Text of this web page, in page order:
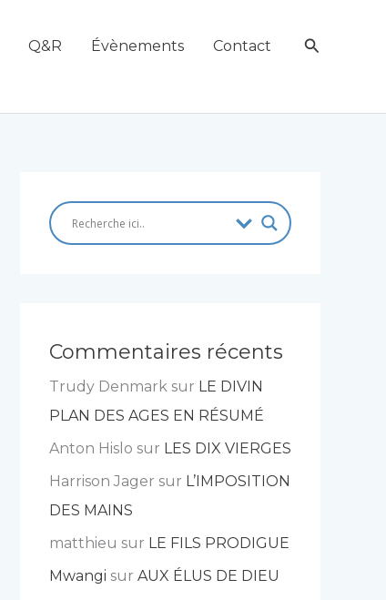
Q&R Évènements Contact
Commentaires récents
Trudy Denmark sur LE DIVIN
PLAN DES AGES EN RÉSUMÉ
Anton Hislo sur LES DIX VIERGES
Harrison Jager sur L’IMPOSITION
DES MAINS
matthieu sur LE FILS PRODIGUE
Mwangi sur AUX ÉLUS DE DIEU